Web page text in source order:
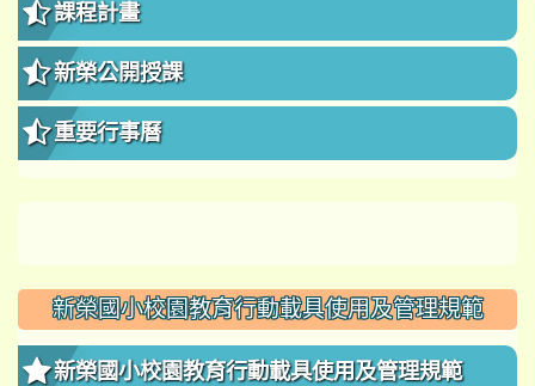
課程計畫
新榮公開授課
重要行事曆
新榮國小校園教育行動載具使用及管理規範
新榮國小校園教育行動載具使用及管理規範